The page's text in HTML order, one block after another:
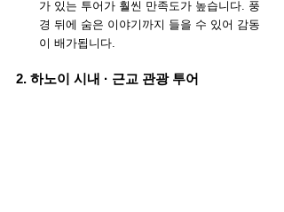
가 있는 투어가 훨씬 만족도가 높습니다. 풍
경 뒤에 숨은 이야기까지 들을 수 있어 감동
이 배가됩니다.
2. 하노이 시내 · 근교 관광 투어